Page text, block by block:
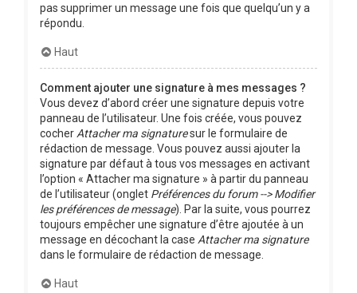
pas supprimer un message une fois que quelqu’un y a
répondu.
Haut
Comment ajouter une signature à mes messages ?
Vous devez d’abord créer une signature depuis votre
panneau de l’utilisateur. Une fois créée, vous pouvez
cocher Attacher ma signaturesur le formulaire de
rédaction de message. Vous pouvez aussi ajouter la
signature par défaut à tous vos messages en activant
l’option « Attacher ma signature » à partir du panneau
de l’utilisateur (onglet Préférences du forum --> Modifier
les préférences de message). Par la suite, vous pourrez
toujours empêcher une signature d’être ajoutée à un
message en décochant la case Attacher ma signature
dans le formulaire de rédaction de message.
Haut